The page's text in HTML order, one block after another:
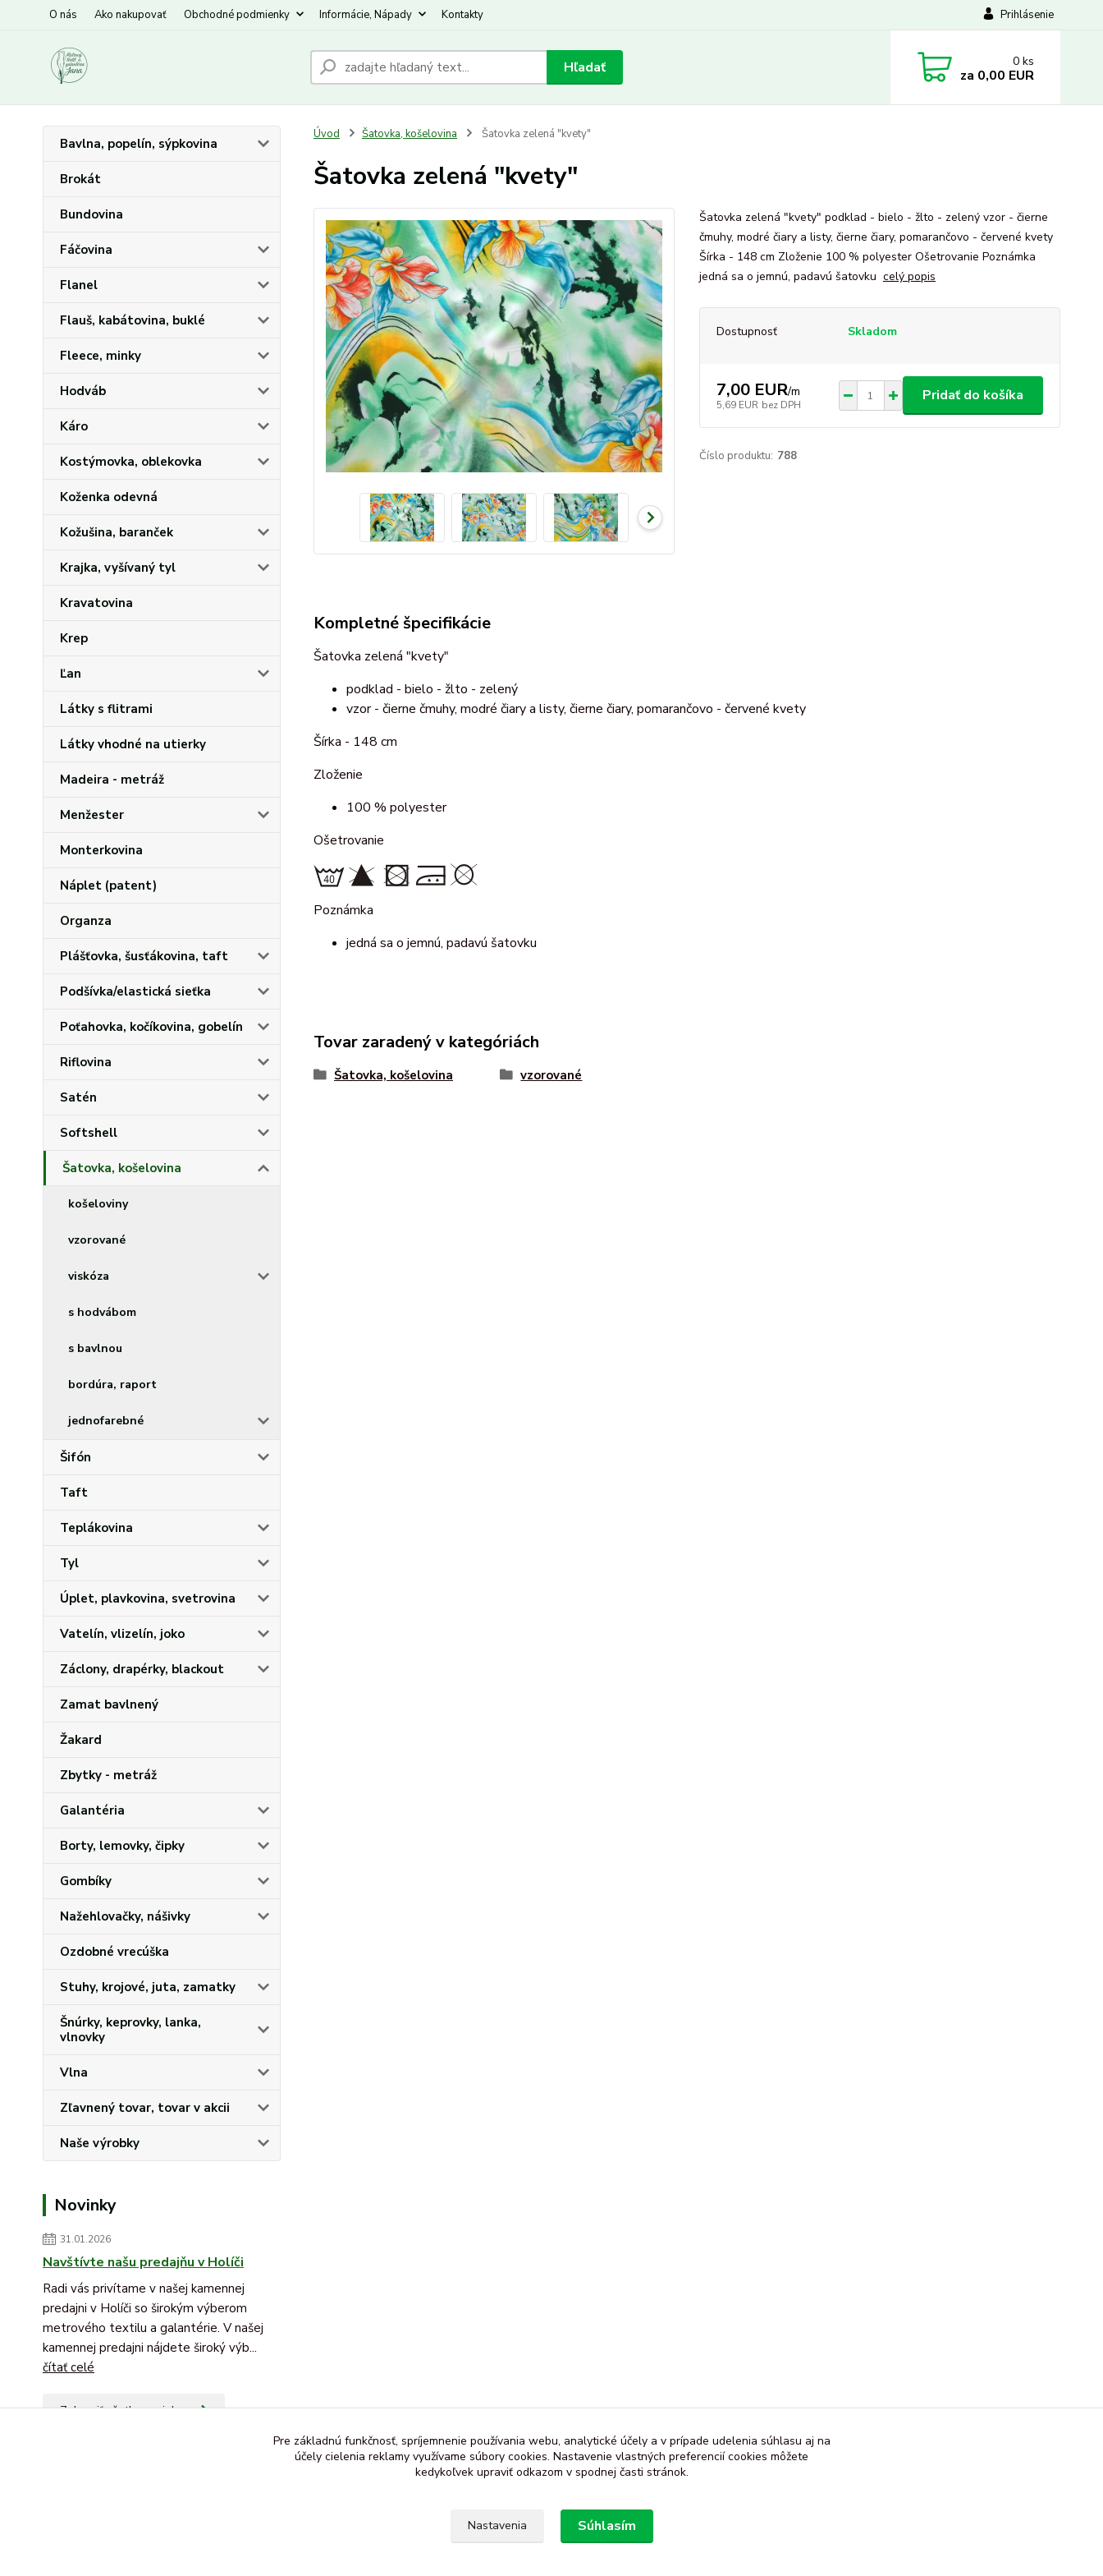
O nás Ako nakupovať Obchodné podmienky Informácie, Nápady Kontakty Prihlásenie
Hľadať 0 ks
za 0,00 EUR
Bavlna, popelín, sýpkovina
Brokát
Bundovina
Fáčovina
Flanel
Flauš, kabátovina, buklé
Fleece, minky
Hodváb
Káro
Kostýmovka, oblekovka
Koženka odevná
Kožušina, baranček
Krajka, vyšívaný tyl
Kravatovina
Krep
Ľan
Látky s flitrami
Látky vhodné na utierky
Madeira - metráž
Menžester
Monterkovina
Náplet (patent)
Organza
Plášťovka, šusťákovina, taft
Podšívka/elastická sieťka
Poťahovka, kočíkovina, gobelín
Riflovina
Satén
Softshell
Šatovka, košelovina
košeloviny
vzorované
viskóza
s hodvábom
s bavlnou
bordúra, raport
jednofarebné
Šifón
Taft
Teplákovina
Tyl
Úplet, plavkovina, svetrovina
Vatelín, vlizelín, joko
Záclony, drapérky, blackout
Zamat bavlnený
Žakard
Zbytky - metráž
Galantéria
Borty, lemovky, čipky
Gombíky
Nažehlovačky, nášivky
Ozdobné vrecúška
Stuhy, krojové, juta, zamatky
Šnúrky, keprovky, lanka,
vlnovky
Vlna
Zľavnený tovar, tovar v akcii
Naše výrobky
Novinky
31.01.2026
Navštívte našu predajňu v Holíči
Radi vás privítame v našej kamennej
predajni v Holíči so širokým výberom
metrového textilu a galantérie. V našej
kamennej predajni nájdete široký výb...
čítať celé
Zobraziť všetky novinky
Úvod Šatovka, košelovina Šatovka zelená "kvety"
Šatovka zelená "kvety"
Šatovka zelená "kvety" podklad - bielo - žlto - zelený vzor - čierne
čmuhy, modré čiary a listy, čierne čiary, pomarančovo - červené kvety
Šírka - 148 cm Zloženie 100 % polyester Ošetrovanie Poznámka
jedná sa o jemnú, padavú šatovku celý popis
Dostupnosť Skladom
7,00 EUR/m
5,69 EUR bez DPH
Pridať do košíka
Číslo produktu: 788
Kompletné špecifikácie
Šatovka zelená "kvety"
podklad - bielo - žlto - zelený
vzor - čierne čmuhy, modré čiary a listy, čierne čiary, pomarančovo - červené kvety
Šírka - 148 cm
Zloženie
100 % polyester
Ošetrovanie
Poznámka
jedná sa o jemnú, padavú šatovku
Tovar zaradený v kategóriách
Šatovka, košelovina vzorované
Pre základnú funkčnosť, spríjemnenie používania webu, analytické účely a v prípade udelenia súhlasu aj na
účely cielenia reklamy využívame súbory cookies. Nastavenie vlastných preferencií cookies môžete
kedykoľvek upraviť odkazom v spodnej časti stránok.
Nastavenia Súhlasím